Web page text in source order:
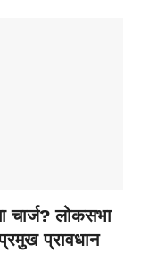
चार्ज? लोकसभा
प्रावधान